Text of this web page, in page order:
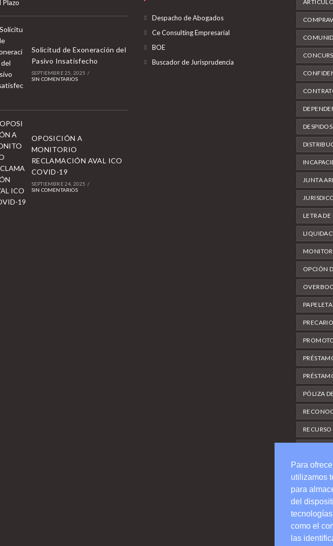
Solicitud de Exoneración del
Pasivo Insatisfecho
SEPTIEMBRE 25, 2025 /
SIN COMENTARIOS
OPOSICIÓN A
MONITORIO
RECLAMACIÓN AVAL ICO
COVID-19
SEPTIEMBRE 24, 2025 /
SIN COMENTARIOS
Despacho de Abogados
Ce Consulting Empresarial
BOE
Buscador de Jurisprudencia
DESPIDOS
JUNTA
LETRA
OPCIÓN
PRECARIO
PÓLIZA
Follow
Para
utilizamos
para
del
como el
las